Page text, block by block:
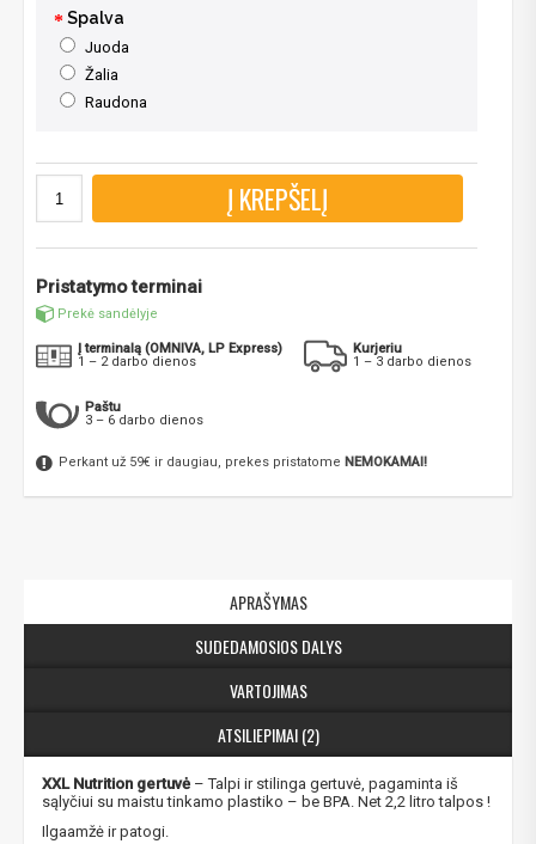
Spalva
Juoda
Žalia
Raudona
Į KREPŠELĮ
Pristatymo terminai
Prekė sandėlyje
Į terminalą (OMNIVA, LP Express)
1 – 2 darbo dienos
Kurjeriu
1 – 3 darbo dienos
Paštu
3 – 6 darbo dienos
Perkant už 59€ ir daugiau, prekes pristatome NEMOKAMAI!
APRAŠYMAS
SUDEDAMOSIOS DALYS
VARTOJIMAS
ATSILIEPIMAI (2)
XXL Nutrition gertuvė – Talpi ir stilinga gertuvė, pagaminta iš
sąlyčiui su maistu tinkamo plastiko – be BPA. Net 2,2 litro talpos !
Ilgaamžė ir patogi.